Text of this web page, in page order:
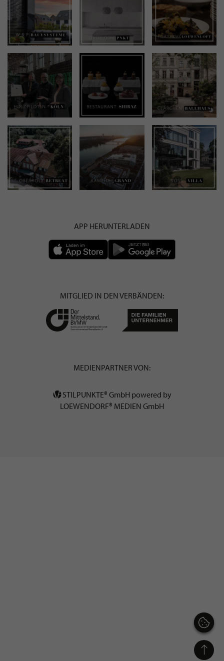
APP HERUNTERLADEN
MITGLIED IN DEN VERBÄNDEN:
MEDIENPARTNER VON:
STILPUNKTE® GmbH powered by
LOEWENDORF® MEDIEN GmbH